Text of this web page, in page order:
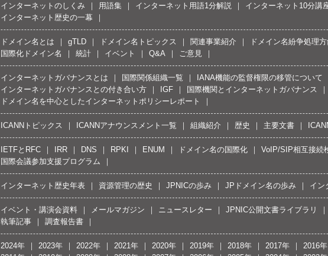
インターネットのしくみ 用語集 インターネット用語1分解説
インターネット10分講
インターネット歴史の一幕
ドメイン名とは gTLD ドメイン名トピックス 関連事業紹介
ドメイン名紛争処理
国際化ドメイン名
統計 イベント Q&A ご意見
インターネットガバナンスとは 国際関係組織一覧
IANA機能の監督権限の移管について
インターネットガバナンスとの付き合い方
IGF
国際機関とインターネットガバナンス
ドメイン名を中心としたインターネットポリシーレポート
ICANNトピックス ICANNアナウンスメント一覧 組織紹介 歴史 主要文書
IETFとRFC IRR DNS RPKI ENUM ドメイン名の国際化
VoIP/SIP相互接続
国際会議参加支援プログラム
インターネット歴史年表 資源管理の歴史 JPNICの歩み JPドメイン名の歩み イン
イベント・講演会資料 メールマガジン ニュースレター
JPNIC公開文書ライブラリ
執筆記事
調査報告書
2024年 2023年 2022年 2021年 2020年 2019年 2018年 2017年
2016年